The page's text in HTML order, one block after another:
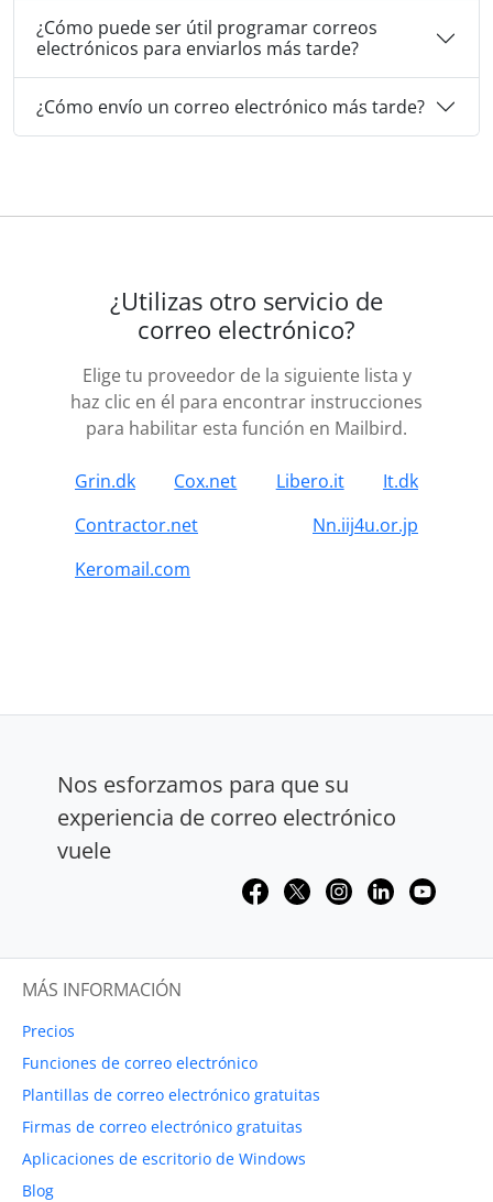
¿Cómo puede ser útil programar correos
electrónicos para enviarlos más tarde?
¿Cómo envío un correo electrónico más tarde?
¿Utilizas otro servicio de
correo electrónico?
Elige tu proveedor de la siguiente lista y
haz clic en él para encontrar instrucciones
para habilitar esta función en Mailbird.
Grin.dk Cox.net Libero.it
It.dk
Contractor.net
Nn.iij4u.or.jp
Keromail.com
Nos esforzamos para que su
experiencia de correo electrónico
vuele
MÁS INFORMACIÓN
Precios
Funciones de correo electrónico
Plantillas de correo electrónico gratuitas
Firmas de correo electrónico gratuitas
Aplicaciones de escritorio de Windows
Blog